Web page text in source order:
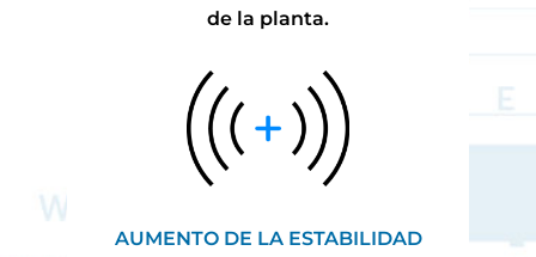
de la planta.
AUMENTO DE LA ESTABILIDAD